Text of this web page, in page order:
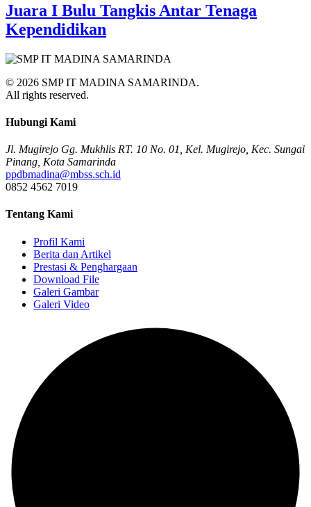
Juara I Bulu Tangkis Antar Tenaga
Kependidikan
© 2026 SMP IT MADINA SAMARINDA.
All rights reserved.
Hubungi Kami
Jl. Mugirejo Gg. Mukhlis RT. 10 No. 01, Kel. Mugirejo, Kec. Sungai
Pinang, Kota Samarinda
ppdbmadina@mbss.sch.id
0852 4562 7019
Tentang Kami
Profil Kami
Berita dan Artikel
Prestasi & Penghargaan
Download File
Galeri Gambar
Galeri Video